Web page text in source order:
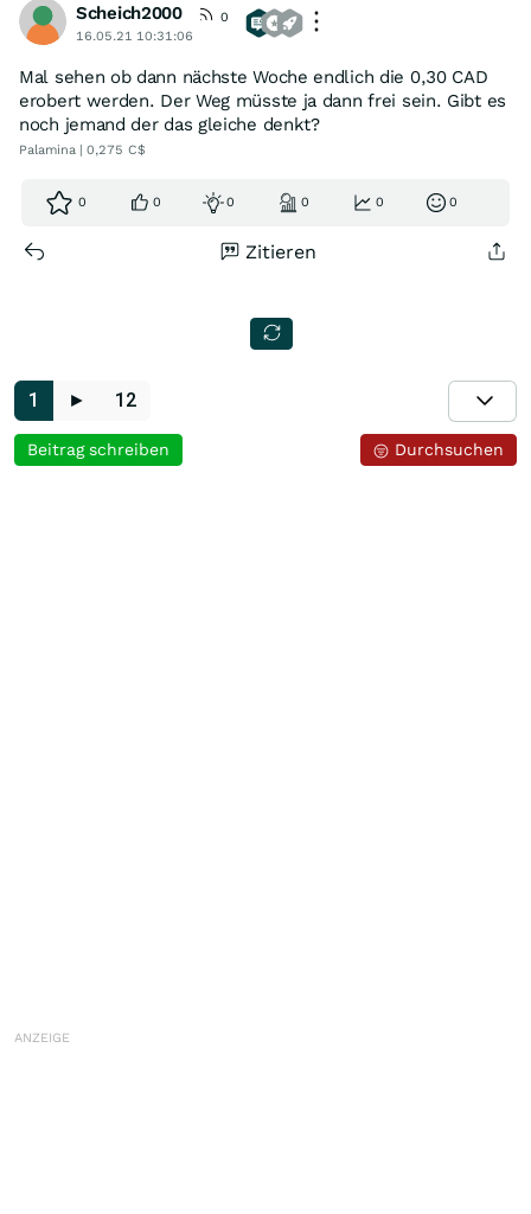
Scheich2000
0
16.05.21 10:31:06
Mal sehen ob dann nächste Woche endlich die 0,30 CAD
erobert werden. Der Weg müsste ja dann frei sein. Gibt es
noch jemand der das gleiche denkt?
Palamina | 0,275 C$
0 0 0 0 0 0
Zitieren
1 ► 12
Durchsuchen
Beitrag schreiben